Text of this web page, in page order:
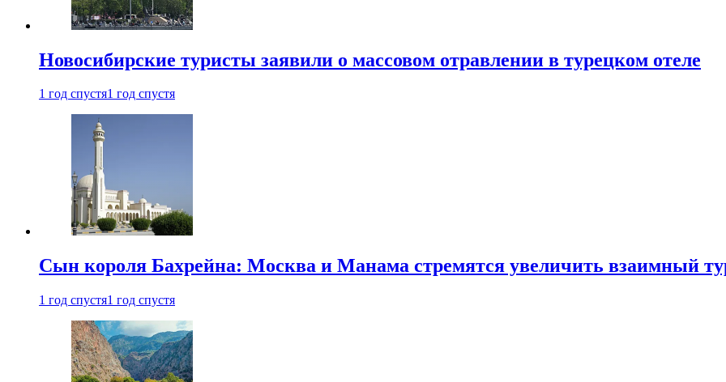
Новосибирские туристы заявили о массовом отравлении в турецком отеле
1 год спустя1 год спустя
Сын короля Бахрейна: Москва и Манама стремятся увеличить взаимный
1 год спустя1 год спустя